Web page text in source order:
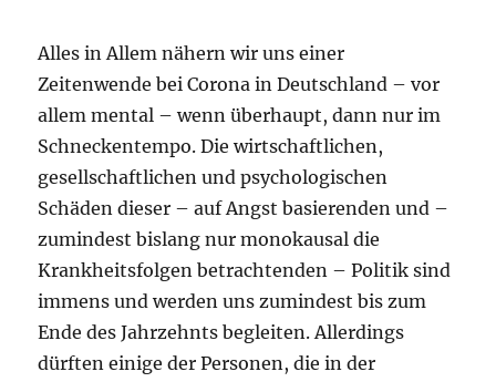
Alles in Allem nähern wir uns einer
Zeitenwende bei Corona in Deutschland – vor
allem mental – wenn überhaupt, dann nur im
Schneckentempo. Die wirtschaftlichen,
gesellschaftlichen und psychologischen
Schäden dieser – auf Angst basierenden und –
zumindest bislang nur monokausal die
Krankheitsfolgen betrachtenden – Politik sind
immens und werden uns zumindest bis zum
Ende des Jahrzehnts begleiten. Allerdings
dürften einige der Personen, die in der